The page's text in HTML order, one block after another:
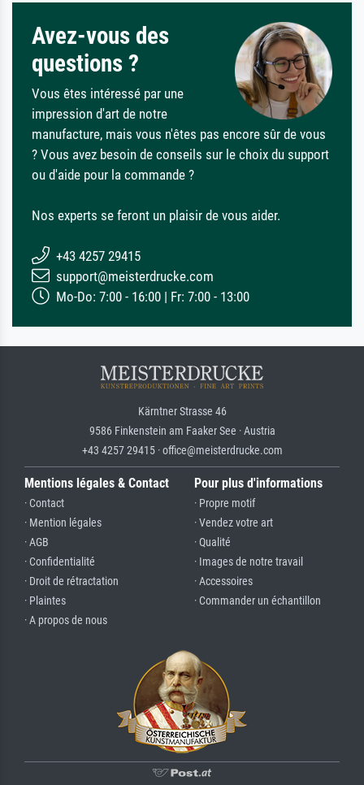
Avez-vous des
questions ?
Vous êtes intéressé par une
impression d'art de notre
manufacture, mais vous n'êtes pas encore sûr de vous
? Vous avez besoin de conseils sur le choix du support
ou d'aide pour la commande ?
Nos experts se feront un plaisir de vous aider.
+43 4257 29415
support@meisterdrucke.com
Mo-Do: 7:00 - 16:00 | Fr: 7:00 - 13:00
Kärntner Strasse 46
9586 Finkenstein am Faaker See · Austria
+43 4257 29415 · office@meisterdrucke.com
Mentions légales & Contact
· Contact
· Mention légales
· AGB
· Confidentialité
· Droit de rétractation
· Plaintes
· A propos de nous
Pour plus d'informations
· Propre motif
· Vendez votre art
· Qualité
· Images de notre travail
· Accessoires
· Commander un échantillon